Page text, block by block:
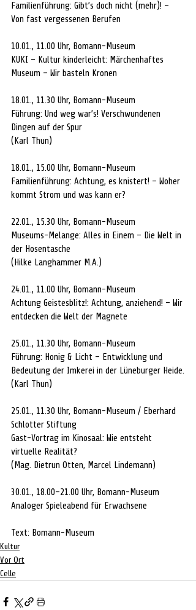
Familienführung: Gibt’s doch nicht (mehr)! –
Von fast vergessenen Berufen
10.01., 11.00 Uhr, Bomann-Museum
KUKI – Kultur kinderleicht: Märchenhaftes
Museum – Wir basteln Kronen
18.01., 11.30 Uhr, Bomann-Museum
Führung: Und weg war’s! Verschwundenen
Dingen auf der Spur
(Karl Thun)
18.01., 15.00 Uhr, Bomann-Museum
Familienführung: Achtung, es knistert! – Woher
kommt Strom und was kann er?
22.01., 15.30 Uhr, Bomann-Museum
Museums-Melange: Alles in Einem – Die Welt in
der Hosentasche
(Hilke Langhammer M.A.)
24.01., 11.00 Uhr, Bomann-Museum
Achtung Geistesblitz!: Achtung, anziehend! – Wir
entdecken die Welt der Magnete
25.01., 11.30 Uhr, Bomann-Museum
Führung: Honig & Licht – Entwicklung und
Bedeutung der Imkerei in der Lüneburger Heide.
(Karl Thun)
25.01., 11.30 Uhr, Bomann-Museum / Eberhard
Schlotter Stiftung
Gast-Vortrag im Kinosaal: Wie entsteht
virtuelle Realität?
(Mag. Dietrun Otten, Marcel Lindemann)
30.01., 18.00–21.00 Uhr, Bomann-Museum
Analoger Spieleabend für Erwachsene
Text: Bomann-Museum
Kultur
Vor Ort
Celle